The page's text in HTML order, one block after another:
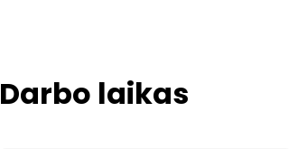
Darbo laikas